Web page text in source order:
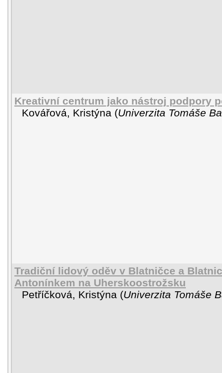
Kreativní centrum jako nástroj podpory
Kovářová, Kristýna (Univerzita Tomáše
Tradiční lidový oděv v Blatničce a
Antonínkem na Uherskoostrožsku
Petříčková, Kristýna (Univerzita Tomáše